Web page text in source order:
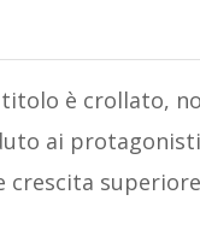
è crollato,
ai